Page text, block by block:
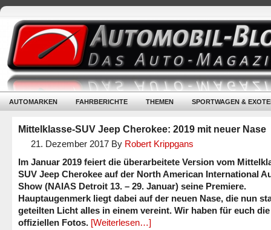
AUTOMARKEN FAHRBERICHTE THEMEN SPORTWAGEN &
Mittelklasse-SUV Jeep Cherokee: 2019 mit neuer Nase
21. Dezember 2017 By Robert Krippgans
Im Januar 2019 feiert die überarbeitete Version vom
SUV Jeep Cherokee auf der North American International
Show (NAIAS Detroit 13. – 29. Januar) seine Premiere.
Hauptaugenmerk liegt dabei auf der neuen Nase, die nun
geteilten Licht alles in einem vereint. Wir haben für euch
offiziellen Fotos. [Weiterlesen…]